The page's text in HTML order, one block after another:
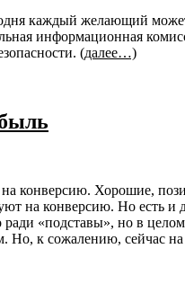
каждый желающий
информационная
(далее…)
конверсию. Хорошие,
на конверсию. Но есть
ради «подставы», но в
Но, к сожалению, сейчас